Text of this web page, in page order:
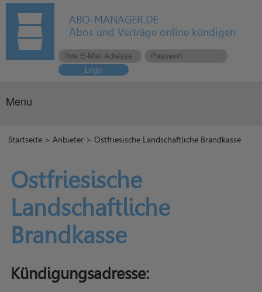
ABO-MANAGER.DE
Abos und Verträge online kündigen
Login
Menu
Startseite >Anbieter > Ostfriesische Landschaftliche Brandkasse
Ostfriesische
Landschaftliche
Brandkasse
Kündigungsadresse: